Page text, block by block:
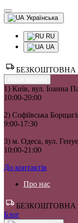
Українська
RU
UA
БЕЗКОШТОВНА
1) Київ, вул. Іоанна
10:00-20:00
2) Софіївська
9:00-17:30
3) м. Одеса, вул.
10:00-21:00
До контактів
Про нас
БЕЗКОШТОВНА
Блог